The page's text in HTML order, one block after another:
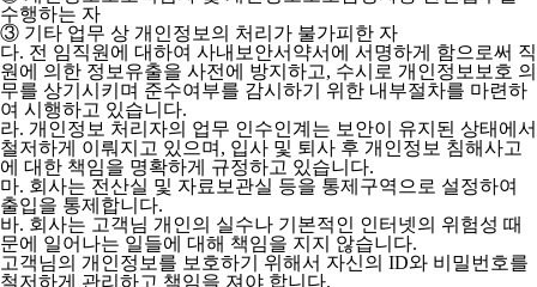
수행하는 자
③ 기타 업무 상 개인정보의 처리가 불가피한 자
다. 전 임직원에 대하여 사내보안서약서에 서명하게 함으로써 직
원에 의한 정보유출을 사전에 방지하고, 수시로 개인정보보호 의
무를 상기시키며 준수여부를 감시하기 위한 내부절차를 마련하
여 시행하고 있습니다.
라. 개인정보 처리자의 업무 인수인계는 보안이 유지된 상태에서
철저하게 이뤄지고 있으며, 입사 및 퇴사 후 개인정보 침해사고
에 대한 책임을 명확하게 규정하고 있습니다.
마. 회사는 전산실 및 자료보관실 등을 통제구역으로 설정하여
출입을 통제합니다.
바. 회사는 고객님 개인의 실수나 기본적인 인터넷의 위험성 때
문에 일어나는 일들에 대해 책임을 지지 않습니다.
고객님의 개인정보를 보호하기 위해서 자신의 ID와 비밀번호를
철저하게 관리하고 책임을 져야 합니다.